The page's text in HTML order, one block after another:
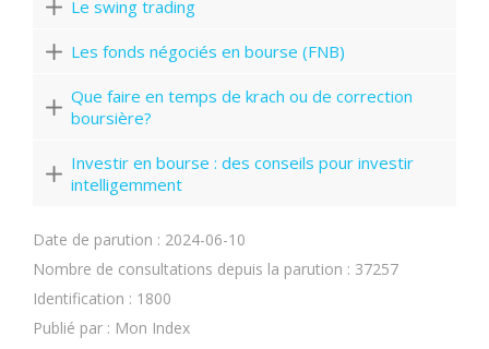
Le swing trading
Les fonds négociés en bourse (FNB)
Que faire en temps de krach ou de correction
boursière?
Investir en bourse : des conseils pour investir
intelligemment
Date de parution : 2024-06-10
Nombre de consultations depuis la parution : 37257
Identification : 1800
Publié par : Mon Index